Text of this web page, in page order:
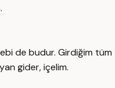
de budur. Girdiğim tüm
gider, içelim.